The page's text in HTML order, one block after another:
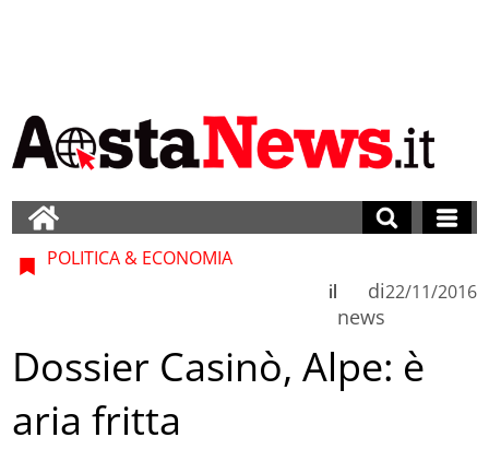
POLITICA & ECONOMIA
di
news
il 22/11/2016
Dossier Casinò, Alpe: è
aria fritta